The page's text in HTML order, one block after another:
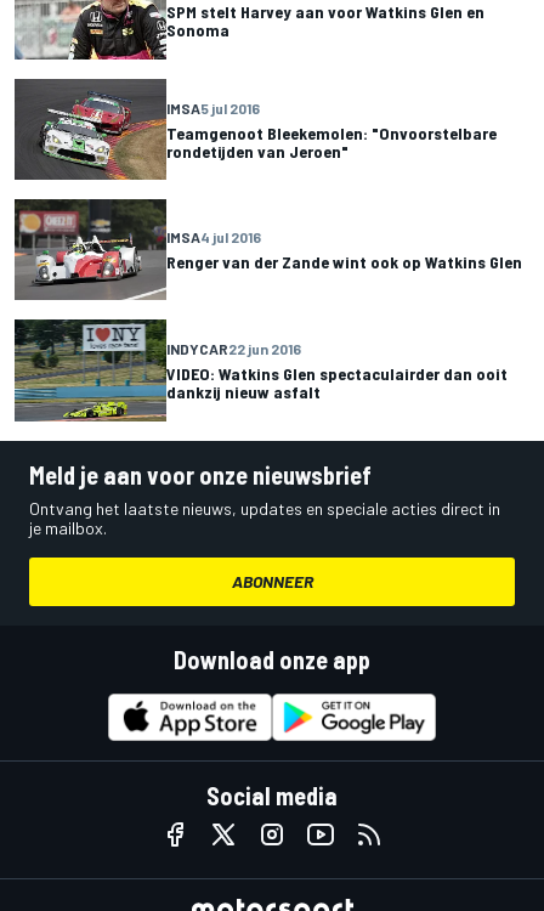
SPM stelt Harvey aan voor Watkins Glen en
Sonoma
IMSA5 jul 2016
Teamgenoot Bleekemolen: "Onvoorstelbare
rondetijden van Jeroen"
IMSA4 jul 2016
Renger van der Zande wint ook op Watkins Glen
INDYCAR22 jun 2016
VIDEO: Watkins Glen spectaculairder dan ooit
dankzij nieuw asfalt
Meld je aan voor onze nieuwsbrief
Ontvang het laatste nieuws, updates en speciale acties direct in
je mailbox.
ABONNEER
Download onze app
Social media